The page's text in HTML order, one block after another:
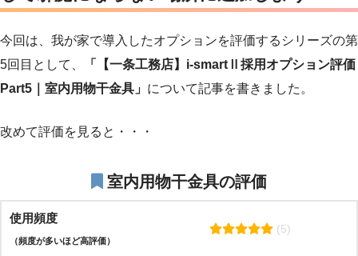
今回は、我が家で導入したオプションを評価するシリーズの第
5回目として、
「【一条工務店】i-smartⅡ採用オプション評価
Part5｜ 室内用物干金具 」 について記事を書きました。
改めて評価を見ると・・・
室内用物干金具の評価
使用頻度
（頻度が多いほど高評価）
(5)